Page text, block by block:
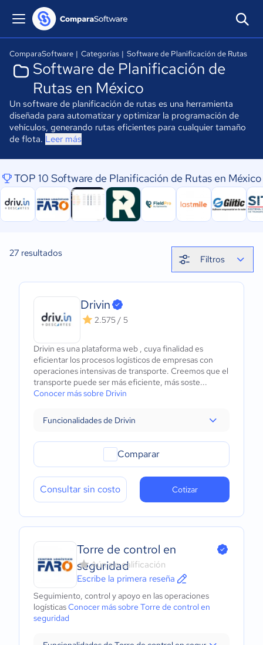
ComparaSoftware | Categorías | Software de Planificación de Rutas
Software de Planificación de
Rutas en México
Un software de planificación de rutas es una herramienta
diseñada para automatizar y optimizar la programación de
vehículos, generando rutas eficientes para cualquier tamaño
de flota. Leer más
TOP 10 Software de Planificación de Rutas en México
27 resultados
Filtros
Drivin
2.575 / 5
Drivin es una plataforma web , cuya finalidad es
eficientar los procesos logísticos de empresas con
operaciones intensivas de transporte. Creemos que el
transporte puede ser más eficiente, más soste...
Conocer más sobre Drivin
Funcionalidades de Drivin
Comparar
Consultar sin costo Cotizar
Torre de control en
seguridad
Aún sin calificación
Escribe la primera reseña
Seguimiento, control y apoyo en las operaciones
logísticasConocer más sobre Torre de control en
seguridad